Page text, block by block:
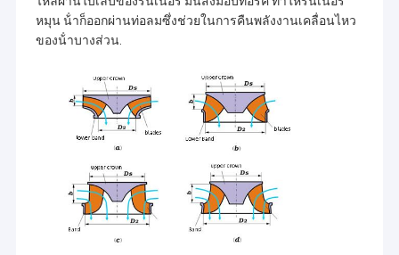
หมุน น้ําก็ออกผ่านท่อลมซึ่งช่วยในการคืนพลังงานเคลื่อนไหว
ของน้ําบางส่วน.